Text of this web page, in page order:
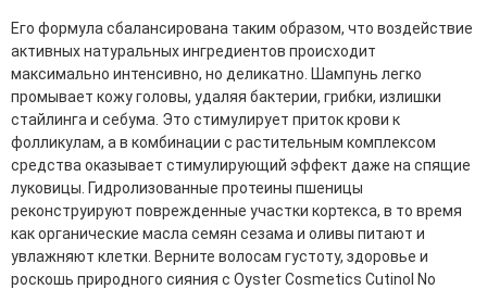
Молочко и сливки для лица
Наборы для ухода за лицом
Пенки и муссы для лица
Скрабы, пилинги и гоммажи для лица
Спреи для лица
Средства для умывания
Сыворотки, эликсиры, эмульсии, концентраты и
эссенции для лица
Уход для губ
Уход для кожи вокруг глаз
Флюиды для лица
Его формула сбалансирована таким образом, что воздействие
активных натуральных ингредиентов происходит
максимально интенсивно, но деликатно. Шампунь легко
промывает кожу головы, удаляя бактерии, грибки, излишки
стайлинга и себума. Это стимулирует приток крови к
фолликулам, а в комбинации с растительным комплексом
средства оказывает стимулирующий эффект даже на спящие
луковицы. Гидролизованные протеины пшеницы
реконструируют поврежденные участки кортекса, в то время
как органические масла семян сезама и оливы питают и
увлажняют клетки. Верните волосам густоту, здоровье и
роскошь природного сияния с Oyster Cosmetics Cutinol No